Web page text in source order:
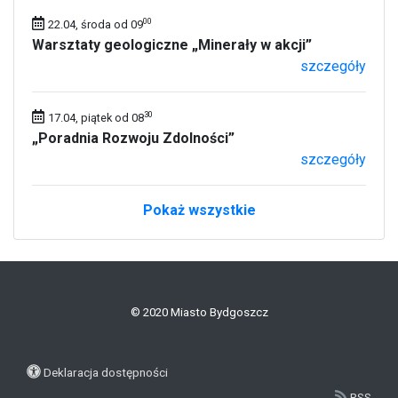
22.04, środa od 0900
Warsztaty geologiczne „Minerały w akcji”
szczegóły
17.04, piątek od 0830
„Poradnia Rozwoju Zdolności”
szczegóły
Pokaż wszystkie
© 2020 Miasto Bydgoszcz
Deklaracja dostępności